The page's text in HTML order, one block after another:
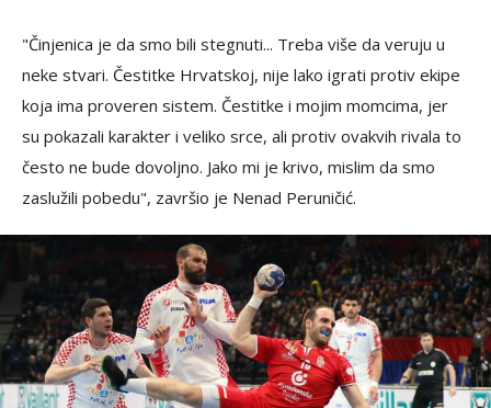
"Činjenica je da smo bili stegnuti... Treba više da veruju u
neke stvari. Čestitke Hrvatskoj, nije lako igrati protiv ekipe
koja ima proveren sistem. Čestitke i mojim momcima, jer
su pokazali karakter i veliko srce, ali protiv ovakvih rivala to
često ne bude dovoljno. Jako mi je krivo, mislim da smo
zaslužili pobedu", završio je Nenad Peruničić.